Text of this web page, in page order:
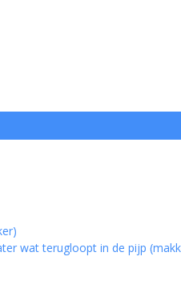
wat terugloopt in de pijp